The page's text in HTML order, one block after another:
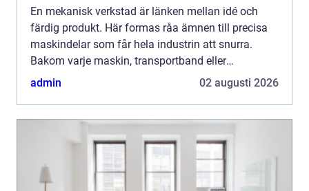
En mekanisk verkstad är länken mellan idé och
färdig produkt. Här formas råa ämnen till precisa
maskindelar som får hela industrin att snurra.
Bakom varje maskin, transportband eller
produktionslina finns någon som har ritat,
admin 02 augusti 2026